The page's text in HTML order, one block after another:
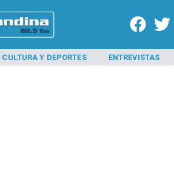
CULTURA Y DEPORTES ENTREVISTAS